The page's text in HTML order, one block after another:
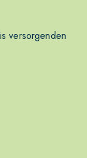
versorgenden